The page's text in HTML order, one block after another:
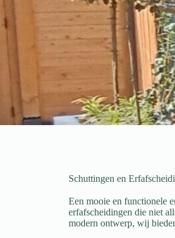
Schuttingen en
Een mooie en functionele
erfafscheidingen die niet
modern ontwerp, wij